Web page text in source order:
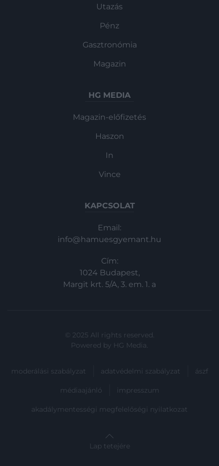
Utazás
Pénz
Gasztronómia
Magazin
HG MEDIA
Magazin-előfizetés
Haszon
In
Vince
KAPCSOLAT
Email:
info@hamuesgyemant.hu
Cím:
1024 Budapest,
Margit krt. 5/A, 3. em. 1. a
© 2025 All rights reserved.
Powered by HG Media.
moderálási szabályzat adatvédelmi szabályzat ászf
médiaajánló impresszum
akadálymentességi megfelelőségi nyilatkozat
Lap tetejére